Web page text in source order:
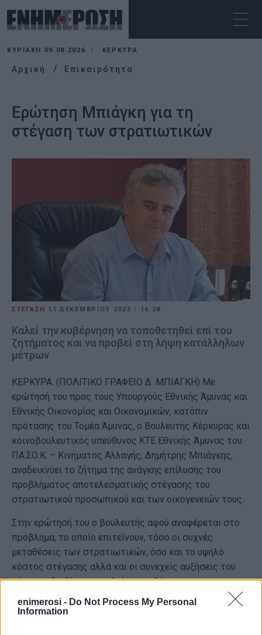
enimerosi - Do Not Process My Personal
Information
ΚΥΡΙΑΚΉ 09.08.2026 ΚΕΡΚΥΡΑ
Αρχική Επικαιρότητα
Ερώτηση Μπιάγκη για τη
στέγαση των στρατιωτικών
ΣΤΕΓΑΣΗ 11 ΔΕΚΕΜΒΡΊΟΥ 2023/ 16:28
Καλεί την κυβέρνηση να τοποθετηθεί επί του
ζητήματος και να προβεί στη λήψη κατάλληλων
μέτρων
ΚΕΡΚΥΡΑ. (ΠΟΛΙΤΙΚΟ ΓΡΑΦΕΙΟ Δ. ΜΠΙΑΓΚΗ) Με
ερώτησή του προς τους Υπουργούς Εθνικής Άμυνας και
Εθνικής Οικονομίας και Οικονομικών, κατόπιν
πρότασης του Τομέα Άμυνας, ο Βουλευτής Κέρκυρας και
κοινοβουλευτικός υπεύθυνος ΚΤΕ Εθνικής Άμυνας του
ΠΑ.ΣΟ.Κ. – Κινήματος Αλλαγής, Δημήτρης Μπιάγκης,
αναδεικνύει το ζήτημα της ανάγκης επίλυσης του
προβλήματος αποτελεσματικής στέγασης του
στρατιωτικού προσωπικού και των οικογενειών τους.
Στην ερώτησή του ο βουλευτής αφού αναφέρεται στο
πρόβλημα, το οποίο επιτείνουν, τόσο οι συχνές
μεταθέσεις των στρατιωτικών, όσο και το υψηλό
κόστος στέγασης αλλά και οι συνεχείς αυξήσεις του
κόστους διαβίωσης, καλεί την κυβέρνηση να
τοποθετηθεί επί του ζητήματος και να προβεί στη λήψη
κατάλληλων μέτρων, παραθέτοντας παράλληλα